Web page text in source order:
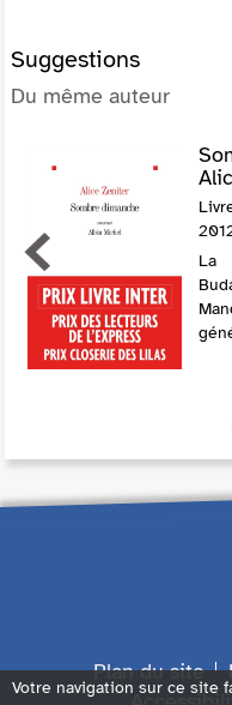
Suggestions
Du même auteur
La
Plan du site
Votre navigation sur ce site